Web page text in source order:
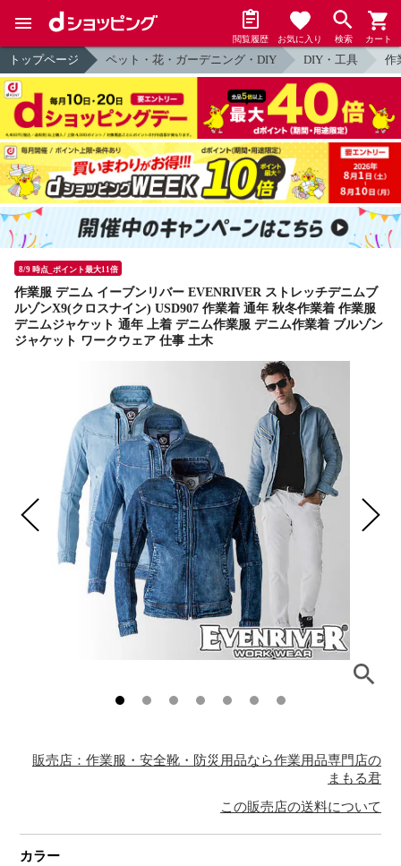
閲覧履歴 お気に入り 検索 カート
トップページ ペット・花・ガーデニング・DIY DIY・工具 作
8/9 時点_ポイント最大11倍
作業服 デニム イーブンリバー EVENRIVER ストレッチデニムブ
ルゾンX9(クロスナイン) USD907 作業着 通年 秋冬作業着 作業服
デニムジャケット 通年 上着 デニム作業服 デニム作業着 ブルゾン
ジャケット ワークウェア 仕事 土木
販売店：作業服・安全靴・防災用品なら作業用品専門店の
まもる君
この販売店の送料について
カラー